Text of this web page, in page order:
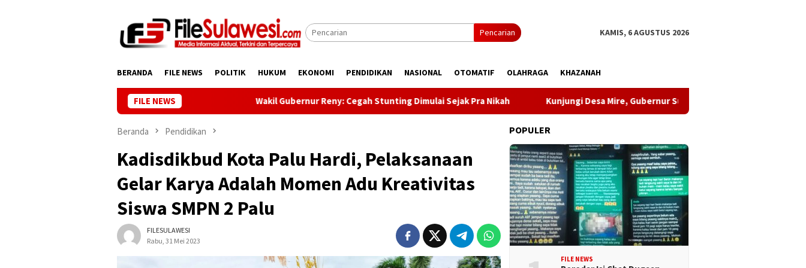
Pencarian KAMIS, 6 AGUSTUS 2026
BERANDA FILE NEWS POLITIK HUKUM EKONOMI PENDIDIKAN NASIONAL OTOMATIF OLAHRAGA KHAZANAH
FILE NEWS Wakil Gubernur Reny: Cegah Stunting Dimulai Sejak Pra Nikah Kunjungi Desa Mire, Gubernur Sulteng Pastikan Pembangunan Menjangkau
Beranda Pendidikan
Kadisdikbud Kota Palu Hardi, Pelaksanaan
Gelar Karya Adalah Momen Adu Kreativitas
Siswa SMPN 2 Palu
FILESULAWESI
Rabu, 31 Mei 2023
POPULER
FILE NEWS